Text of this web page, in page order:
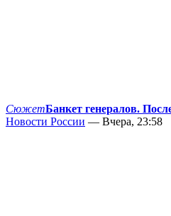
СюжетБанкет генералов.
Новости России — Вчера, 23:58